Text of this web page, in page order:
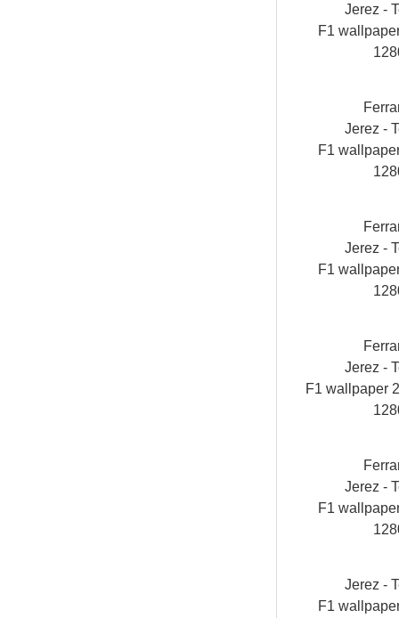
Jerez -
F1
Jerez -
F1
Jerez -
F1
Jerez -
F1 wallpaper
Jerez -
F1
Jerez -
F1